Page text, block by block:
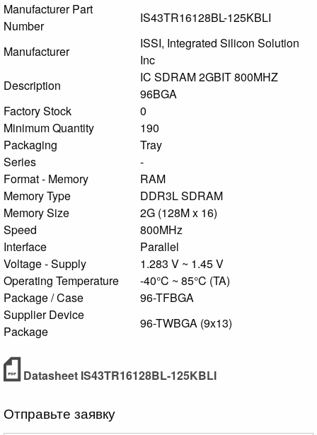
Manufacturer Part
Number
IS43TR16128BL-125KBLI
Manufacturer
ISSI, Integrated Silicon Solution
Inc
Description
IC SDRAM 2GBIT 800MHZ
96BGA
Factory Stock
0
Minimum Quantity
190
Packaging
Tray
Series
-
Format - Memory
RAM
Memory Type
DDR3L SDRAM
Memory Size
2G (128M x 16)
Speed
800MHz
Interface
Parallel
Voltage - Supply
1.283 V ~ 1.45 V
Operating Temperature
-40°C ~ 85°C (TA)
Package / Case
96-TFBGA
Supplier Device
Package
96-TWBGA (9x13)
Datasheet IS43TR16128BL-125KBLI
Отправьте заявку